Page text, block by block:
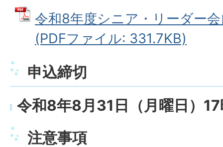
令和8年度シニア・リーダー
(PDFファイル: 331.7KB)
申込締切
令和8年8月31日（月曜日）
注意事項